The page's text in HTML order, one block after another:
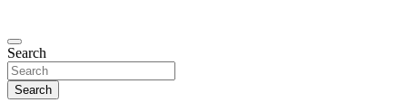
Search
Search